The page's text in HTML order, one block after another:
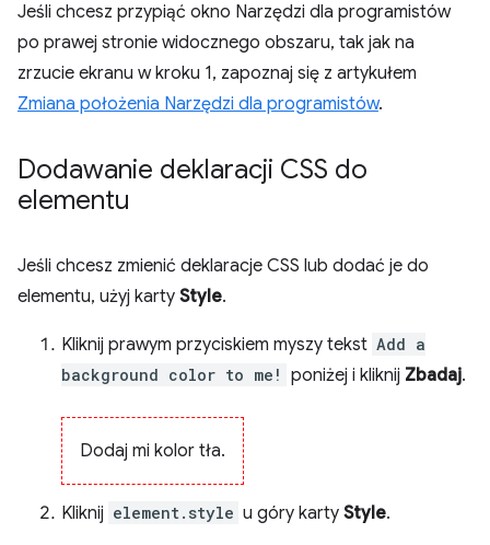
Jeśli chcesz przypiąć okno Narzędzi dla programistów
po prawej stronie widocznego obszaru, tak jak na
zrzucie ekranu w kroku 1, zapoznaj się z artykułem
Zmiana położenia Narzędzi dla programistów.
Dodawanie deklaracji CSS do
elementu
Jeśli chcesz zmienić deklaracje CSS lub dodać je do
elementu, użyj karty Style.
Kliknij prawym przyciskiem myszy tekst Add a
background color to me! poniżej i kliknij Zbadaj.
Dodaj mi kolor tła.
Kliknij element.style u góry karty Style.